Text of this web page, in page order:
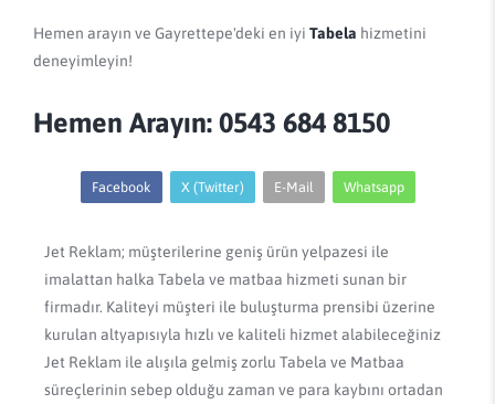
Hemen arayın ve Gayrettepe'deki en iyi Tabela hizmetini
deneyimleyin!
Hemen Arayın: 0543 684 8150
Facebook X (Twitter) E-Mail Whatsapp
Jet Reklam; müşterilerine geniş ürün yelpazesi ile
imalattan halka Tabela ve matbaa hizmeti sunan bir
firmadır. Kaliteyi müşteri ile buluşturma prensibi üzerine
kurulan altyapısıyla hızlı ve kaliteli hizmet alabileceğiniz
Jet Reklam ile alışıla gelmiş zorlu Tabela ve Matbaa
süreçlerinin sebep olduğu zaman ve para kaybını ortadan